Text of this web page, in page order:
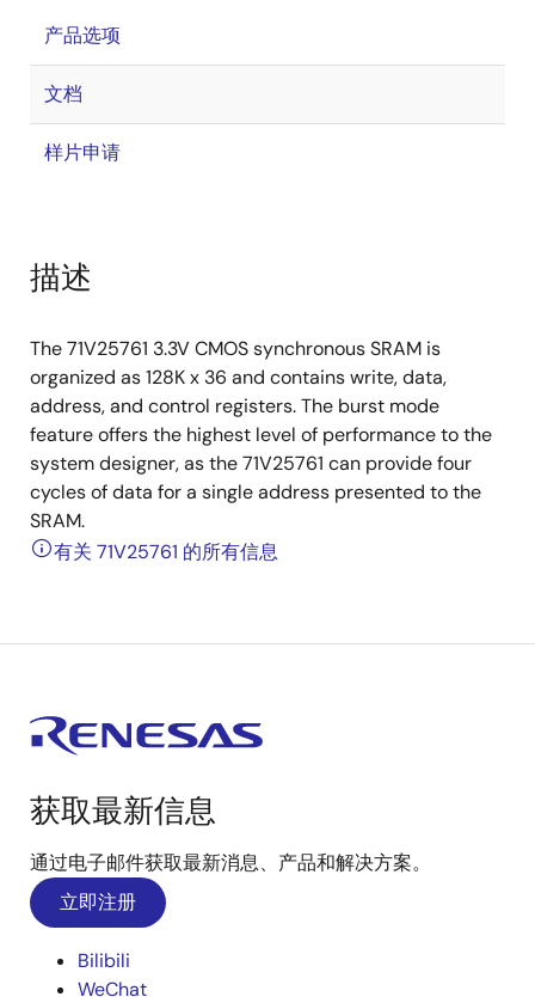
产品选项
文档
样片申请
描述
The 71V25761 3.3V CMOS synchronous SRAM is
organized as 128K x 36 and contains write, data,
address, and control registers. The burst mode
feature offers the highest level of performance to the
system designer, as the 71V25761 can provide four
cycles of data for a single address presented to the
SRAM.
有关 71V25761 的所有信息
获取最新信息
通过电子邮件获取最新消息、产品和解决方案。
立即注册
Bilibili
WeChat